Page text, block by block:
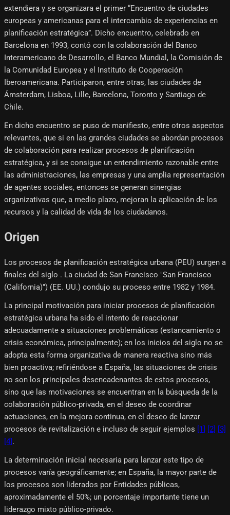
extendiera y se organizara el primer “Encuentro de ciudades
europeas y americanas para el intercambio de experiencias en
planificación estratégica”. Dicho encuentro, celebrado en
Barcelona en 1993, contó con la colaboración del Banco
Interamericano de Desarrollo, el Banco Mundial, la Comisión de
la Comunidad Europea y el Instituto de Cooperación
Iberoamericana. Participaron, entre otras, las ciudades de
Ámsterdam, Lisboa, Lille, Barcelona, Toronto y Santiago de
Chile.
En dicho encuentro se puso de manifiesto, entre otros aspectos
relevantes, que si en las grandes ciudades se abordan procesos
de colaboración para realizar procesos de planificación
estratégica, y si se consigue un entendimiento razonable entre
las administraciones, las empresas y una amplia representación
de agentes sociales, entonces se generan sinergias
organizativas que, a medio plazo, mejoran la aplicación de los
recursos y la calidad de vida de los ciudadanos.
Origen
Los procesos de planificación estratégica urbana (PEU) surgen a
finales del siglo . La ciudad de San Francisco "San Francisco
(California)") (EE. UU.) condujo su proceso entre 1982 y 1984.
La principal motivación para iniciar procesos de planificación
estratégica urbana ha sido el intento de reaccionar
adecuadamente a situaciones problemáticas (estancamiento o
crisis económica, principalmente); en los inicios del siglo no se
adopta esta forma organizativa de manera reactiva sino más
bien proactiva; refiriéndose a España, las situaciones de crisis
no son los principales desencadenantes de estos procesos,
sino que las motivaciones se encuentran en la búsqueda de la
colaboración público-privada, en el deseo de coordinar
actuaciones, en la mejora continua, en el deseo de lanzar
procesos de revitalización e incluso de seguir ejemplos [1] [2] [3]
[4].
La determinación inicial necesaria para lanzar este tipo de
procesos varía geográficamente; en España, la mayor parte de
los procesos son liderados por Entidades públicas,
aproximadamente el 50%; un porcentaje importante tiene un
liderazgo mixto público-privado.